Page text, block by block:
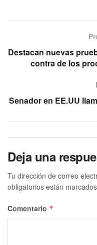
Destacan nuevas
contra de los
Senador en EE.UU
Deja una
Tu dirección de correo
obligatorios están
Comentario *